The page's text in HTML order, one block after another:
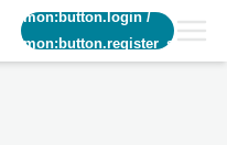
common:button.login/
common:button.register_short